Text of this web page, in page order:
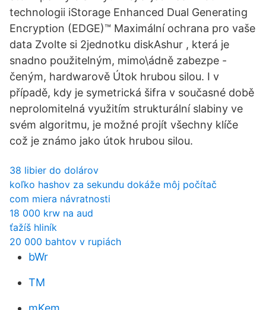
technologii iStorage Enhanced Dual Generating
Encryption (EDGE)™ Maximální ochrana pro vaše
data Zvolte si 2jednotku diskAshur , která je
snadno použitelným, mimo\ádně zabezpe -
čeným, hardwarově Útok hrubou silou. I v
případě, kdy je symetrická šifra v současné době
neprolomitelná využitím strukturální slabiny ve
svém algoritmu, je možné projít všechny klíče
což je známo jako útok hrubou silou.
38 libier do dolárov
koľko hashov za sekundu dokáže môj počítač
com miera návratnosti
18 000 krw na aud
ťažíš hliník
20 000 bahtov v rupiách
bWr
TM